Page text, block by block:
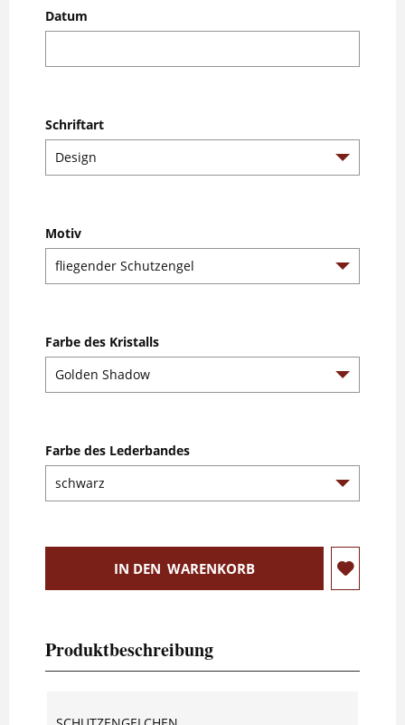
Datum
Schriftart
Motiv
Farbe des Kristalls
Farbe des Lederbandes
IN DEN WARENKORB
Produktbeschreibung